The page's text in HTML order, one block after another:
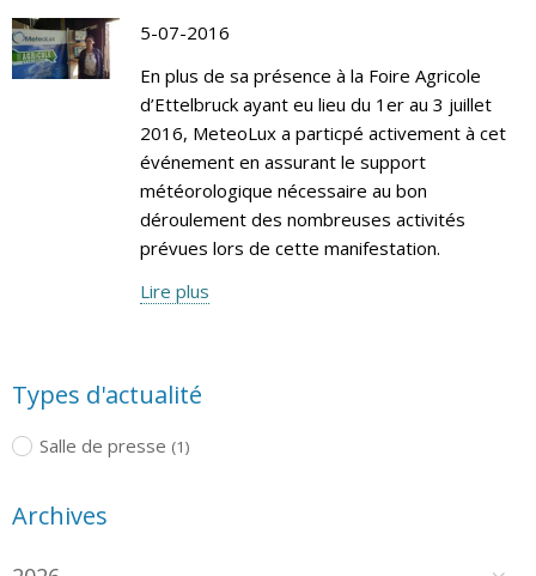
5-07-2016
En plus de sa présence à la Foire Agricole
d’Ettelbruck ayant eu lieu du 1er au 3 juillet
2016, MeteoLux a particpé activement à cet
événement en assurant le support
météorologique nécessaire au bon
déroulement des nombreuses activités
prévues lors de cette manifestation.
Lire plus
Types d'actualité
Salle de presse (1)
Archives